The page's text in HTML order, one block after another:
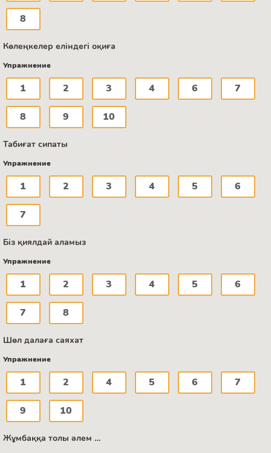
8
Көлеңкелер еліндегі оқиға
Упражнение
1 2 3 4 6 7
8 9 10
Табиғат сипаты
Упражнение
1 2 3 4 5 6
7
Біз қиялдай аламыз
Упражнение
1 2 3 4 5 6
7 8
Шөл далаға саяхат
Упражнение
1 2 4 5 6 7
9 10
Жұмбаққа толы әлем …